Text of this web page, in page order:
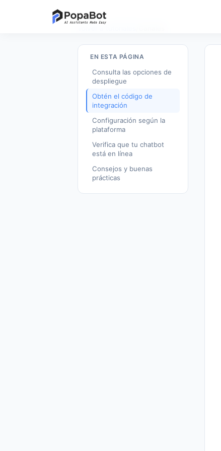
EN ESTA PÁGINA
Consulta las opciones de
despliegue
Obtén el código de
integración
Configuración según la
plataforma
Verifica que tu chatbot
está en línea
Consejos y buenas
prácticas